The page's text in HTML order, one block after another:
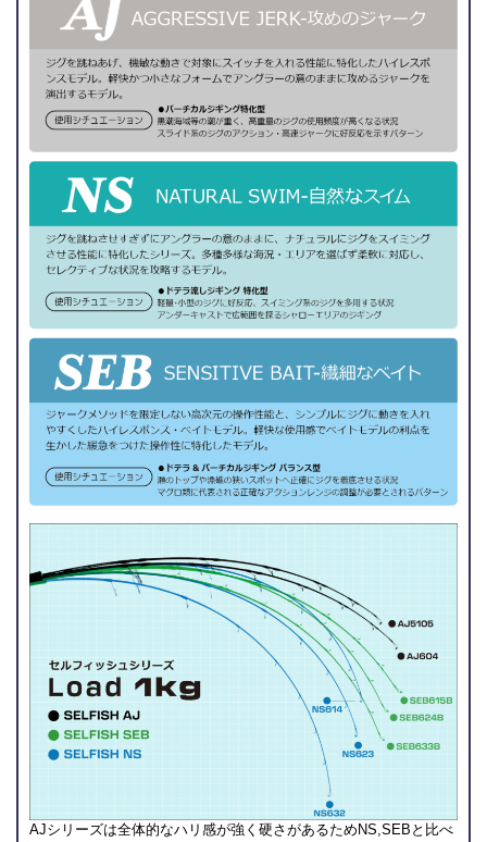
AJシリーズは全体的なハリ感が強く硬さがあるためNS,SEBと比べ